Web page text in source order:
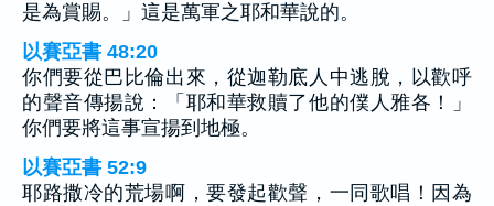
是為賞賜。」這是萬軍之耶和華說的。
以賽亞書 48:20
你們要從巴比倫出來，從迦勒底人中逃脫，以歡呼
的聲音傳揚說：「耶和華救贖了他的僕人雅各！」
你們要將這事宣揚到地極。
以賽亞書 52:9
耶路撒冷的荒場啊，要發起歡聲，一同歌唱！因為